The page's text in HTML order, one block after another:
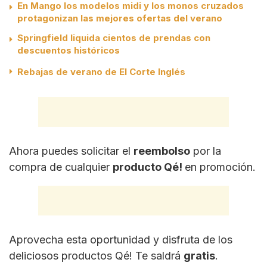
En Mango los modelos midi y los monos cruzados
protagonizan las mejores ofertas del verano
Springfield liquida cientos de prendas con
descuentos históricos
Rebajas de verano de El Corte Inglés
Ahora puedes solicitar el reembolso por la
compra de cualquier producto Qé! en promoción.
Aprovecha esta oportunidad y disfruta de los
deliciosos productos Qé! Te saldrá gratis.